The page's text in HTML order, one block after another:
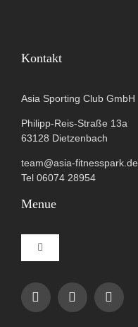
Kontakt
Asia Sporting Club GmbH
Philipp-Reis-Straße 13a
63128 Dietzenbach
team@asia-fitnesspark.de
Tel 06074 28954
Menue
Toggle
Navigation
Impressum